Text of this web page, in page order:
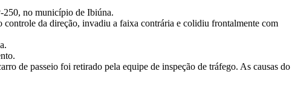
250, no município de Ibiúna.
da direção, invadiu a faixa contrária e colidiu frontalmente com
de passeio foi retirado pela equipe de inspeção de tráfego. As causas do